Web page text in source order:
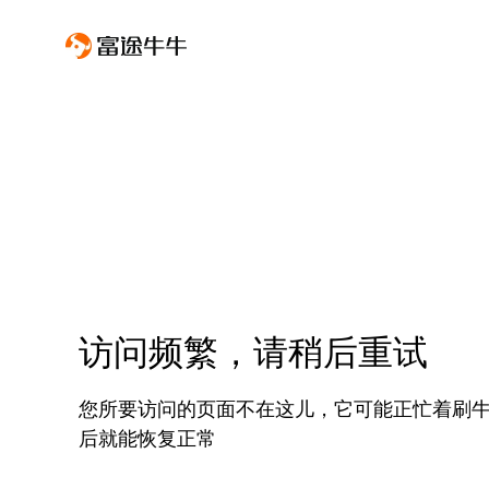
访问频繁，请稍后重试
您所要访问的页面不在这儿，它可能正忙着刷
后就能恢复正常